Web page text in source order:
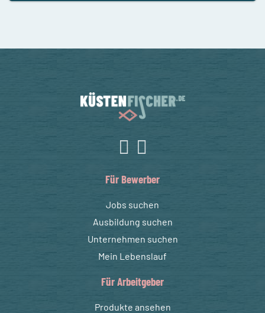
Für Bewerber
Jobs suchen
Ausbildung suchen
Unternehmen suchen
Mein Lebenslauf
Für Arbeitgeber
Produkte ansehen